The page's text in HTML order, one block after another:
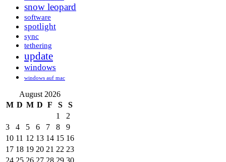
snow leopard
software
spotlight
sync
tethering
update
windows
windows auf mac
August 2026
M D M D F S
S
1
2
3
4 5 6 7 8
9
10 11 12 13 14 15 16
17 18 19 20 21 22 23